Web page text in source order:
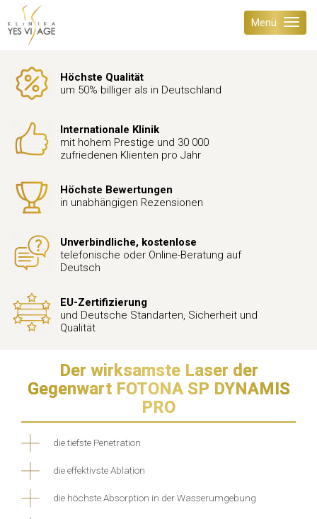
Menü
Höchste Qualität
um 50% billiger als in Deutschland
Internationale Klinik
mit hohem Prestige und 30 000
zufriedenen Klienten pro Jahr
Höchste Bewertungen
in unabhängigen Rezensionen
Unverbindliche, kostenlose
telefonische oder Online-Beratung auf
Deutsch
EU-Zertifizierung
und Deutsche Standarten, Sicherheit und
Qualität
Der wirksamste Laser der
Gegenwart FOTONA SP DYNAMIS
PRO
die tiefste Penetration
die effektivste Ablation
die höchste Absorption in der Wasserumgebung